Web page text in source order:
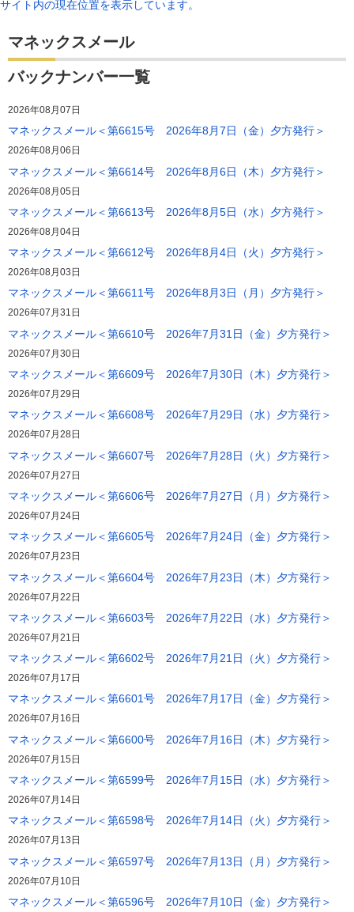
サイト内の現在位置を表示しています。
マネックスメール
バックナンバー一覧
2026年08月07日
マネックスメール＜第6615号 2026年8月7日（金）夕方発行＞
2026年08月06日
マネックスメール＜第6614号 2026年8月6日（木）夕方発行＞
2026年08月05日
マネックスメール＜第6613号 2026年8月5日（水）夕方発行＞
2026年08月04日
マネックスメール＜第6612号 2026年8月4日（火）夕方発行＞
2026年08月03日
マネックスメール＜第6611号 2026年8月3日（月）夕方発行＞
2026年07月31日
マネックスメール＜第6610号 2026年7月31日（金）夕方発行＞
2026年07月30日
マネックスメール＜第6609号 2026年7月30日（木）夕方発行＞
2026年07月29日
マネックスメール＜第6608号 2026年7月29日（水）夕方発行＞
2026年07月28日
マネックスメール＜第6607号 2026年7月28日（火）夕方発行＞
2026年07月27日
マネックスメール＜第6606号 2026年7月27日（月）夕方発行＞
2026年07月24日
マネックスメール＜第6605号 2026年7月24日（金）夕方発行＞
2026年07月23日
マネックスメール＜第6604号 2026年7月23日（木）夕方発行＞
2026年07月22日
マネックスメール＜第6603号 2026年7月22日（水）夕方発行＞
2026年07月21日
マネックスメール＜第6602号 2026年7月21日（火）夕方発行＞
2026年07月17日
マネックスメール＜第6601号 2026年7月17日（金）夕方発行＞
2026年07月16日
マネックスメール＜第6600号 2026年7月16日（木）夕方発行＞
2026年07月15日
マネックスメール＜第6599号 2026年7月15日（水）夕方発行＞
2026年07月14日
マネックスメール＜第6598号 2026年7月14日（火）夕方発行＞
2026年07月13日
マネックスメール＜第6597号 2026年7月13日（月）夕方発行＞
2026年07月10日
マネックスメール＜第6596号 2026年7月10日（金）夕方発行＞